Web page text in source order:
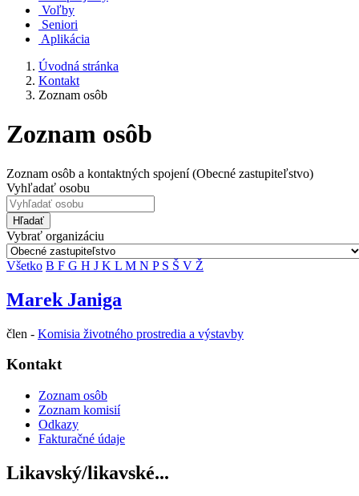
Voľby
Seniori
Aplikácia
Úvodná stránka
Kontakt
Zoznam osôb
Zoznam osôb
Zoznam osôb a kontaktných spojení (Obecné zastupiteľstvo)
Vyhľadať osobu
Hľadať
Vybrať organizáciu
Všetko B F G H J K L M N P S Š V Ž
Marek Janiga
člen - Komisia životného prostredia a výstavby
Kontakt
Zoznam osôb
Zoznam komisií
Odkazy
Fakturačné údaje
Likavský/likavské...